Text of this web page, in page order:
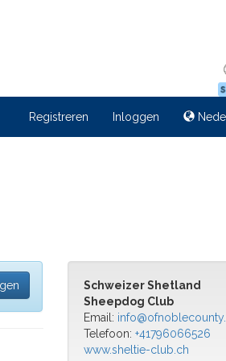
Registreren Inloggen
Schweizer Shetland
Sheepdog Club
Email:
Telefoon: +41796066526
www.sheltie-club.ch